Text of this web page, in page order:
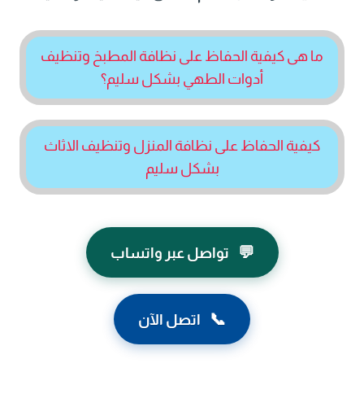
ما هى كيفية الحفاظ على نظافة المطبخ وتنظيف
أدوات الطهي بشكل سليم؟
كيفية الحفاظ على نظافة المنزل وتنظيف الاثاث
بشكل سليم
💬 تواصل عبر واتساب
📞 اتصل الآن